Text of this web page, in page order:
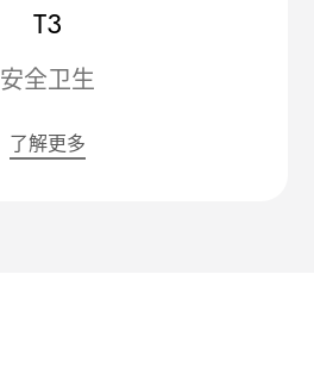
T3
安全卫生
了解更多